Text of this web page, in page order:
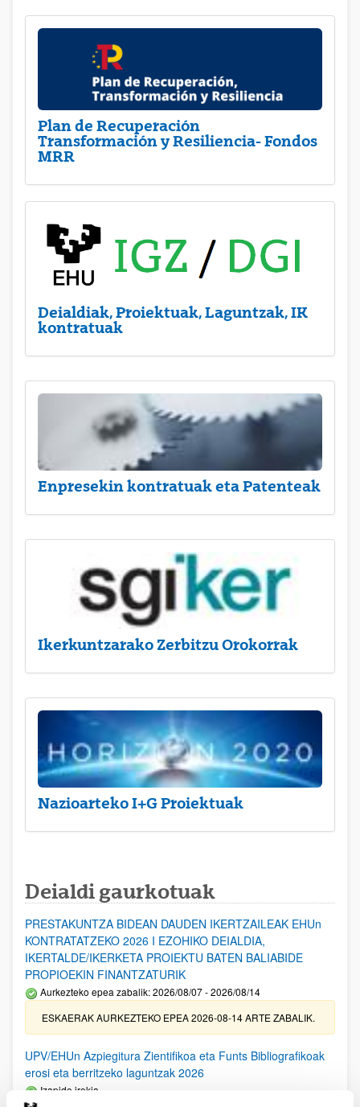
Plan de Recuperación
Transformación y Resiliencia- Fondos
MRR
Deialdiak, Proiektuak, Laguntzak, IK
kontratuak
Enpresekin kontratuak eta Patenteak
Ikerkuntzarako Zerbitzu Orokorrak
Nazioarteko I+G Proiektuak
Deialdi gaurkotuak
PRESTAKUNTZA BIDEAN DAUDEN IKERTZAILEAK EHUn
KONTRATATZEKO 2026 I EZOHIKO DEIALDIA,
IKERTALDE/IKERKETA PROIEKTU BATEN BALIABIDE
PROPIOEKIN FINANTZATURIK
Aurkezteko epea zabalik: 2026/08/07 - 2026/08/14
ESKAERAK AURKEZTEKO EPEA 2026-08-14 ARTE ZABALIK.
UPV/EHUn Azpiegitura Zientifikoa eta Funts Bibliografikoak
erosi eta berritzeko laguntzak 2026
Izapide irekia